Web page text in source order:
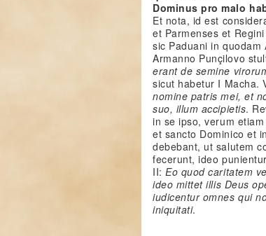
Dominus pro malo
Et nota, id est
et Parmenses et
sic Paduani in
Armanno Punçilovo
erant de semine
sicut habetur I Macha.
nomine patris mei, et
suo, illum accipietis.
in se ipso, verum
et sancto Dominico et
debebant, ut salutem
fecerunt, ideo
II:Eo quod caritatem
ideo mittet illis Deus
iudicentur omnes qui
iniquitati.